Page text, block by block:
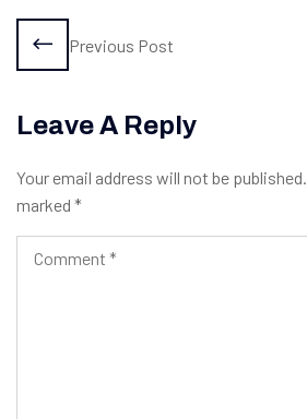
Previous Post
Leave A Reply
Your email address will not be published.
marked *